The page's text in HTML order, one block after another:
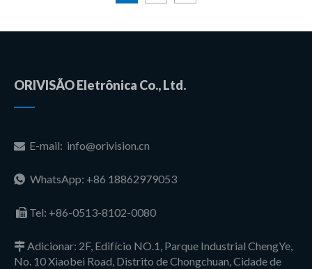
ORIVISÃO Eletrônica Co., Ltd.
 E-mail: info@orivision.cn
 WhatsApp: +86 18862979053
 Tel: +86-0513-8102-0080
Adicionar: 2F, Edifício NO.1, Parque Industrial ChengYe,
No. 10 Xiaobei Road, Distrito de Chongchuan, Cidade de